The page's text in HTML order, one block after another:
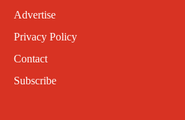
Advertise
Privacy Policy
Contact
Subscribe